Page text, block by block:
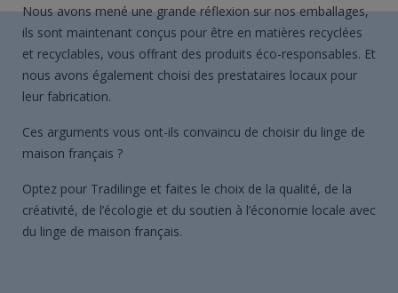
Nous avons mené une grande réflexion sur nos emballages,
ils sont maintenant conçus pour être en matières recyclées
et recyclables, vous offrant des produits éco-responsables. Et
nous avons également choisi des prestataires locaux pour
leur fabrication.
Ces arguments vous ont-ils convaincu de choisir du linge de
maison français ?
Optez pour Tradilinge et faites le choix de la qualité, de la
créativité, de l’écologie et du soutien à l’économie locale avec
du linge de maison français.